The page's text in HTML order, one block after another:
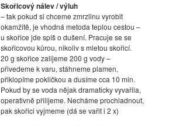
Skořicový nálev / výluh
– tak pokud si chceme zmrzlinu vyrobit
okamžitě, je vhodná metoda teplou cestou –
u skořice jde spíš o dušení. Pracuje se se
skořicovou kůrou, nikoliv s mletou skořicí.
20 g skořice zalijeme 200 g vody –
přivedeme k varu, stáhneme plamen,
přiklopíme pokličkou a dusíme cca 10 min.
Pokud by se voda nějak dramaticky vyvařila,
operativně přilijeme. Necháme prochladnout,
pak skořici vyjmeme (dá se vařit i 2 x)